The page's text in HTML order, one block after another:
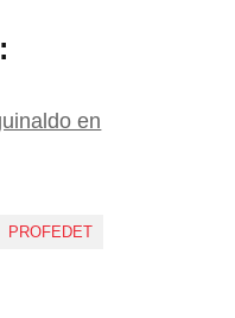
en
PROFEDET